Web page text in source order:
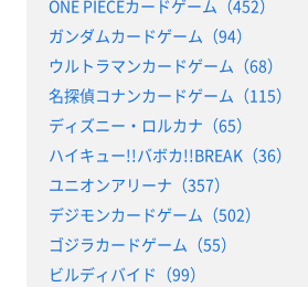
ONE PIECEカードゲーム（452）
ガンダムカードゲーム（94）
ウルトラマンカードゲーム（68）
名探偵コナンカードゲーム（115）
ディズニー・ロルカナ（65）
ハイキュー!!バボカ!!BREAK（36）
ユニオンアリーナ（357）
デジモンカードゲーム（502）
ゴジラカードゲーム（55）
ビルディバイド（99）